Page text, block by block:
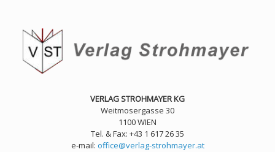
springen
VERLAG STROHMAYER KG
Weitmosergasse 30
1100 WIEN
Tel. & Fax: +43 1 617 26 35
e-mail: office@verlag-strohmayer.at